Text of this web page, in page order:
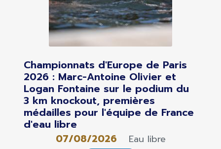
Championnats d'Europe de Paris
2026 : Marc-Antoine Olivier et
Logan Fontaine sur le podium du
3 km knockout, premières
médailles pour l'équipe de France
d'eau libre
07/08/2026 Eau libre